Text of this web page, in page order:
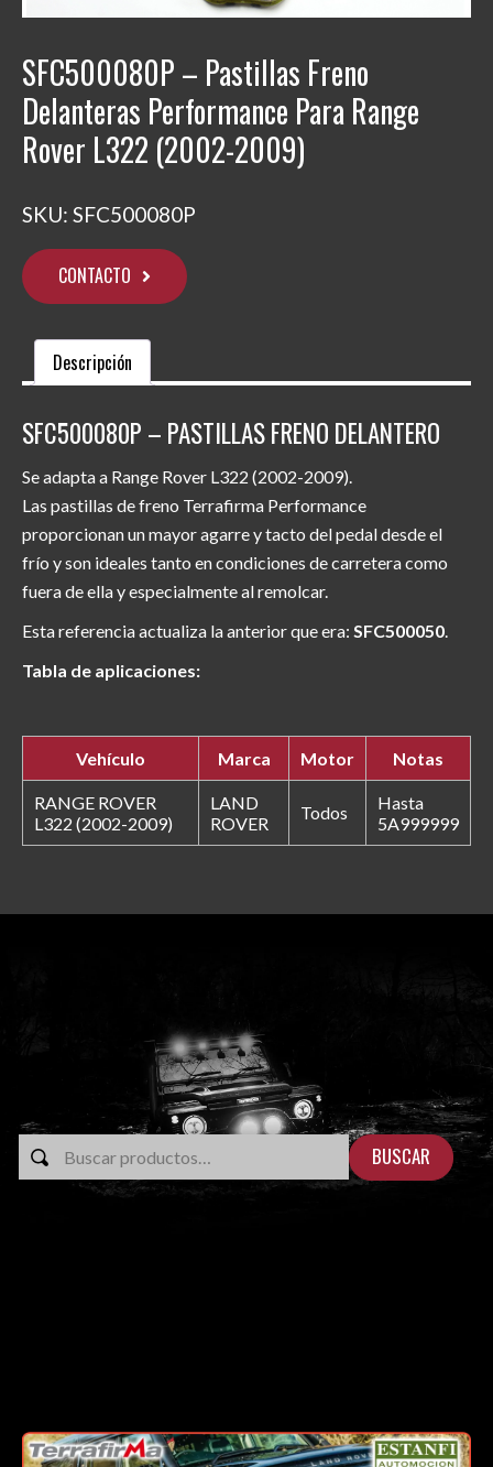
SFC500080P – Pastillas Freno
Delanteras Performance Para Range
Rover L322 (2002-2009)
SKU: SFC500080P
CONTACTO
Descripción
SFC500080P – PASTILLAS FRENO DELANTERO
Se adapta a Range Rover L322 (2002-2009).
Las pastillas de freno Terrafirma Performance
proporcionan un mayor agarre y tacto del pedal desde el
frío y son ideales tanto en condiciones de carretera como
fuera de ella y especialmente al remolcar.
Esta referencia actualiza la anterior que era: SFC500050.
Tabla de aplicaciones:
Vehículo Marca Motor Notas
RANGE ROVER
L322 (2002-2009)
LAND
ROVER
Todos
Hasta
5A999999
BUSCAR